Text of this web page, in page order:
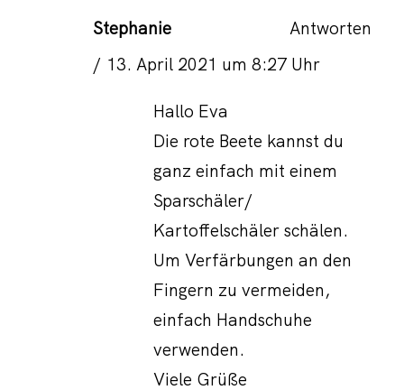
Stephanie
13. April 2021 um 8:27 Uhr
Hallo Eva
Die rote Beete kannst du
ganz einfach mit einem
Sparschäler/
Kartoffelschäler schälen.
Um Verfärbungen an den
Fingern zu vermeiden,
einfach Handschuhe
verwenden.
Viele Grüße
Antworten